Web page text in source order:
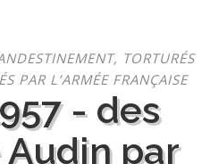
TORTURÉS
PAR L’ARMÉE FRANÇAISE
- des
par